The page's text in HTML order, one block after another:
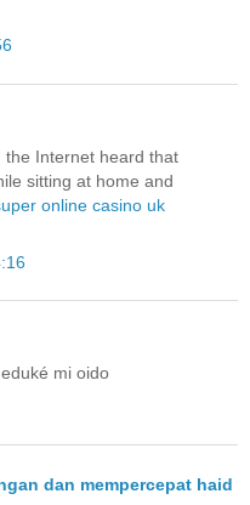
the Internet heard that
sitting at home and
online casino uk
mi oido
dan mempercepat haid